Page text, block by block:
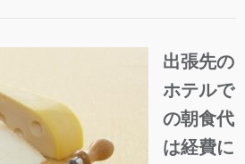
出張先の
ホテルで
の朝食代
は経費に